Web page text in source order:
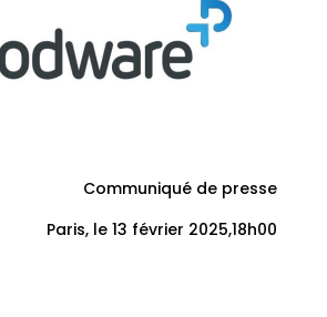
Communiqué de presse
Paris, le 13 février 2025,18h00